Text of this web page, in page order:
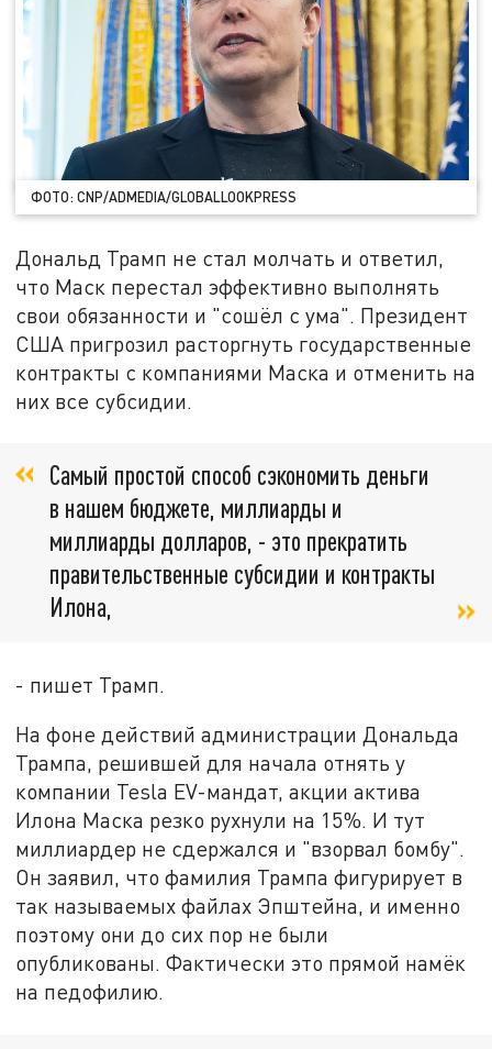
ФОТО: CNP/ADMEDIA/GLOBALLOOKPRESS
Дональд Трамп не стал молчать и ответил,
что Маск перестал эффективно выполнять
свои обязанности и "сошёл с ума". Президент
США пригрозил расторгнуть государственные
контракты с компаниями Маска и отменить на
них все субсидии.
Самый простой способ сэкономить деньги
в нашем бюджете, миллиарды и
миллиарды долларов, - это прекратить
правительственные субсидии и контракты
Илона,
- пишет Трамп.
На фоне действий администрации Дональда
Трампа, решившей для начала отнять у
компании Tesla EV-мандат, акции актива
Илона Маска резко рухнули на 15%. И тут
миллиардер не сдержался и "взорвал бомбу".
Он заявил, что фамилия Трампа фигурирует в
так называемых файлах Эпштейна, и именно
поэтому они до сих пор не были
опубликованы. Фактически это прямой намёк
на педофилию.